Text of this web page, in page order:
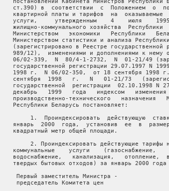
ст.390) в  соответствии  с  Положением  о
квартирной платы и тарифов  на  оказываемые
услуги,     утвержденным    4    июля
жилищно-коммунального хозяйства
Министерством   экономики   Республики
Министерством статистики и анализа
(зарегистрировано в Реестре государственной
989/12),  изменениями и дополнениями к
06/02-339,  N  80/4-1-2732,  N  01-21/49
государственной регистрации 29.07.1997 N
1998 г.  N 06/02-350,  от 18 сентября 1998
сентября  1998   г.   N   01-21/73
государственной  регистрации  02.10.1998 N
декабрь   1999   года   индексом
производственно-технического   назначения
Республики Беларусь постановляет:
1.  Проиндексировать  действующую
январь  2000  года,  установив  ее  в
квадратный метр общей площади.
2. Проиндексировать действующие тарифы
коммунальные    услуги    (газоснабжение,
водоснабжение,   канализация,   отопление,
твердых бытовых отходов) за январь 2000
Первый заместитель Министра -
председатель Комитета цен